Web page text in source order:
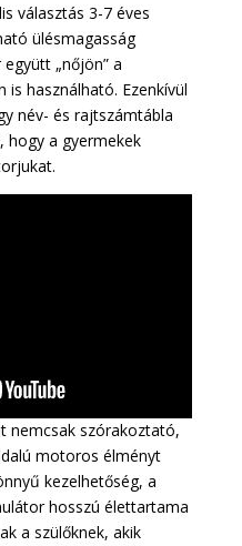
választás 3-7 éves
ülésmagasság
„nőjön” a
is használható. Ezenkívül
név- és rajtszámtábla
hogy a gyermekek
nemcsak szórakoztató,
motoros élményt
kezelhetőség, a
hosszú élettartama
a szülőknek, akik